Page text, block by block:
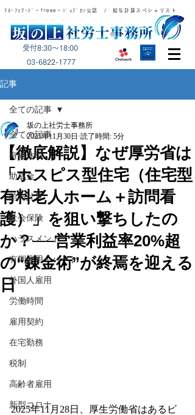
ﾏﾈｰﾌｫﾜｰﾄﾞ・freee・ｼﾞｮﾌﾞｶﾝ公認 / 給与計算スペシャリスト
受付8:30～18:00
​03-6822-1777
記事
全ての記事
有給休暇
助成金
給与計算
社会保険
ハラスメント
有期雇用・パート
外国人雇用
労働時間
雇用契約
在宅勤務
税制
高齢者雇用
新型コロナ
全ての記事
【徹底解説】なぜ厚労省は
「ホスピス型住宅（住宅型
有料老人ホーム＋訪問看
護）」を狙い撃ちしたの
か？──営業利益率20%超
の“錬金術”が終焉を迎える
日
坂の上社労士事務所
2025年11月30日 読了時間: 5分
2025年11月28日、厚生労働省はあるビ